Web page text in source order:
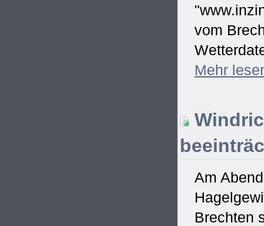
vom
Mehr
Am
Brechten